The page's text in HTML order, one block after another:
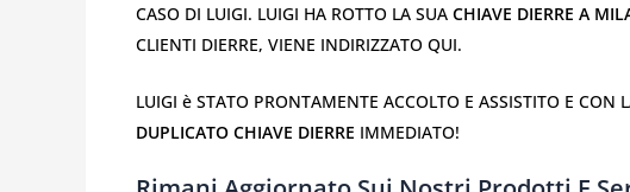
CASO DI LUIGI. LUIGI HA ROTTO LA SUA CHIAVE DIERRE A
CLIENTI DIERRE, VIENE INDIRIZZATO QUI.
LUIGI è STATO PRONTAMENTE ACCOLTO E ASSISTITO E CON
DUPLICATO CHIAVE DIERRE IMMEDIATO!